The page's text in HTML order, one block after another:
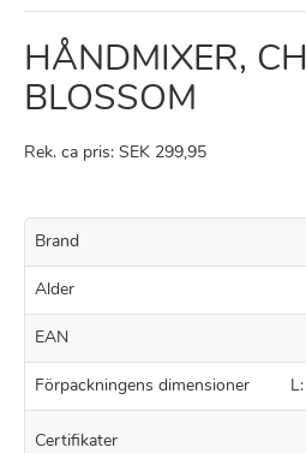
HÅNDMIXER,
BLOSSOM
Rek. ca pris: SEK 299,95
Brand
Alder
EAN
Förpackningens dimensioner
Certifikater